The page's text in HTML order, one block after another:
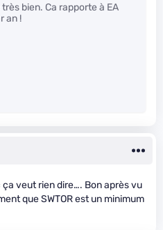
bien. Ca rapporte à EA
an !
ça veut rien dire…. Bon après vu
que SWTOR est un minimum